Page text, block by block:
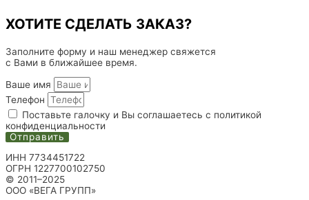
ХОТИТЕ СДЕЛАТЬ ЗАКАЗ?
Заполните форму и наш менеджер свяжется
с Вами в ближайшее время.
Ваше имя
Телефон
Поставьте галочку и Вы соглашаетесь с политикой
конфиденциальности
Отправить
ИНН 7734451722
ОГРН 1227700102750
© 2011–2025
ООО «ВЕГА ГРУПП»